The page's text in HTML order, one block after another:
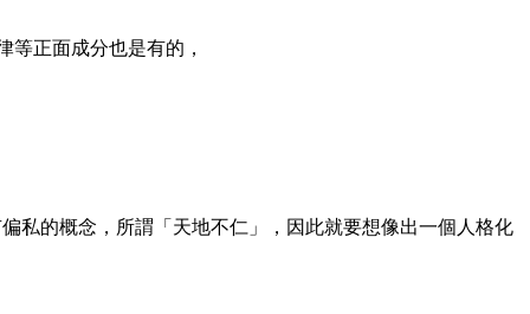
等正面成分也是有的，
私的概念，所謂「天地不仁」，因此就要想像出一個人格化